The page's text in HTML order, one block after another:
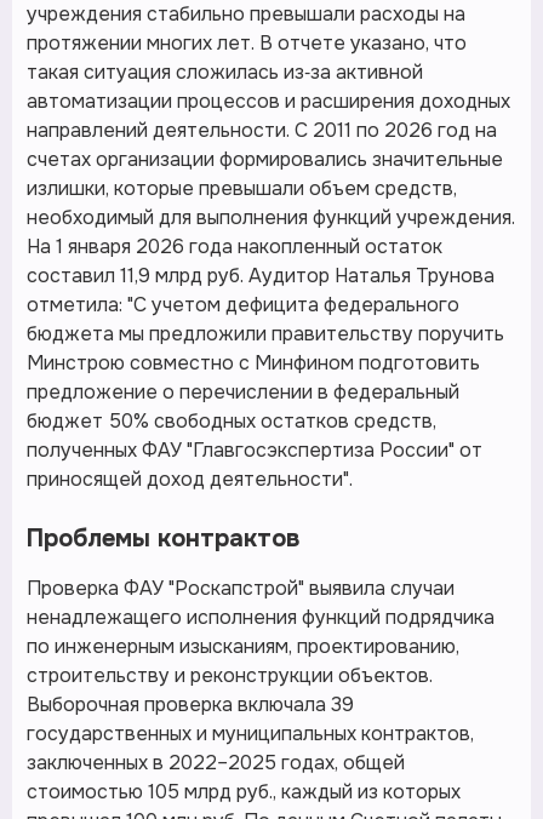
учреждения стабильно превышали расходы на
протяжении многих лет. В отчете указано, что
такая ситуация сложилась из‑за активной
автоматизации процессов и расширения доходных
направлений деятельности. С 2011 по 2026 год на
счетах организации формировались значительные
излишки, которые превышали объем средств,
необходимый для выполнения функций учреждения.
На 1 января 2026 года накопленный остаток
составил 11,9 млрд руб. Аудитор Наталья Трунова
отметила: "С учетом дефицита федерального
бюджета мы предложили правительству поручить
Минстрою совместно с Минфином подготовить
предложение о перечислении в федеральный
бюджет 50% свободных остатков средств,
полученных ФАУ "Главгосэкспертиза России" от
приносящей доход деятельности".
Проблемы контрактов
Проверка ФАУ "Роскапстрой" выявила случаи
ненадлежащего исполнения функций подрядчика
по инженерным изысканиям, проектированию,
строительству и реконструкции объектов.
Выборочная проверка включала 39
государственных и муниципальных контрактов,
заключенных в 2022–2025 годах, общей
стоимостью 105 млрд руб., каждый из которых